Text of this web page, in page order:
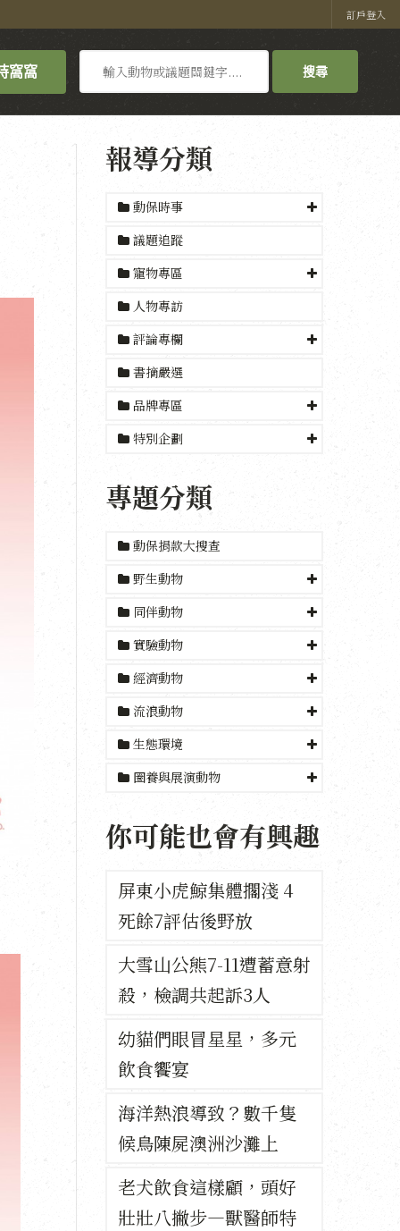
訂戶登入
窩窩
尋
搜尋
報導分類
動保時事
議題追蹤
寵物專區
人物專訪
評論專欄
書摘嚴選
品牌專區
特別企劃
專題分類
動保捐款大搜查
野生動物
同伴動物
實驗動物
經濟動物
流浪動物
生態環境
圈養與展演動物
你可能也會有興趣
屏東小虎鯨集體擱淺 4
死餘7評估後野放
大雪山公熊7-11遭蓄意射
殺，檢調共起訴3人
幼貓們眼冒星星，多元
飲食饗宴
海洋熱浪導致？數千隻
候鳥陳屍澳洲沙灘上
老犬飲食這樣顧，頭好
壯壯八撇步—獸醫師特